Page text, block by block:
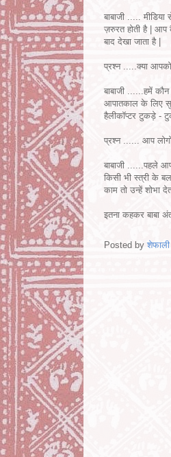
बाबाजी .....
ज़रुरत होती है | आप
बाद देखा जाता है |
प्रश्न .....क्या
बाबाजी ......हमें
आपातकाल के लिए
हैलीकॉप्टर टुकड़े -
प्रश्न ...... आप
बाबाजी ......पहले
किसी भी स्त्री के
काम तो उन्हें शोभा
इतना कहकर बाबा
Posted byशेफाली